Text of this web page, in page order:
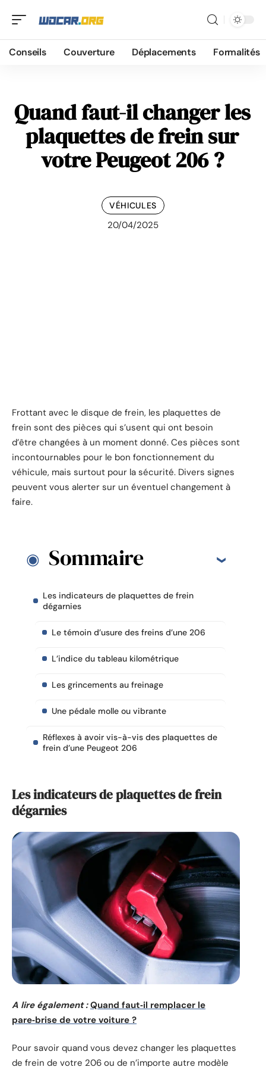
Conseils Couverture Déplacements Formalités
Quand faut-il changer les
plaquettes de frein sur
votre Peugeot 206 ?
VÉHICULES
20/04/2025
Frottant avec le disque de frein, les plaquettes de
frein sont des pièces qui s’usent qui ont besoin
d’être changées à un moment donné. Ces pièces sont
incontournables pour le bon fonctionnement du
véhicule, mais surtout pour la sécurité. Divers signes
peuvent vous alerter sur un éventuel changement à
faire.
Sommaire
Les indicateurs de plaquettes de frein
dégarnies
Le témoin d’usure des freins d’une 206
L’indice du tableau kilométrique
Les grincements au freinage
Une pédale molle ou vibrante
Réflexes à avoir vis-à-vis des plaquettes de
frein d’une Peugeot 206
Les indicateurs de plaquettes de frein
dégarnies
A lire également : Quand faut‑il remplacer le
pare‑brise de votre voiture ?
Pour savoir quand vous devez changer les plaquettes
de frein de votre 206 ou de n’importe autre modèle